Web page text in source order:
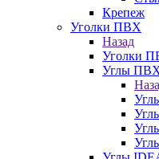
Крепеж
Уголки ПВХ
Назад
Уголки
Углы